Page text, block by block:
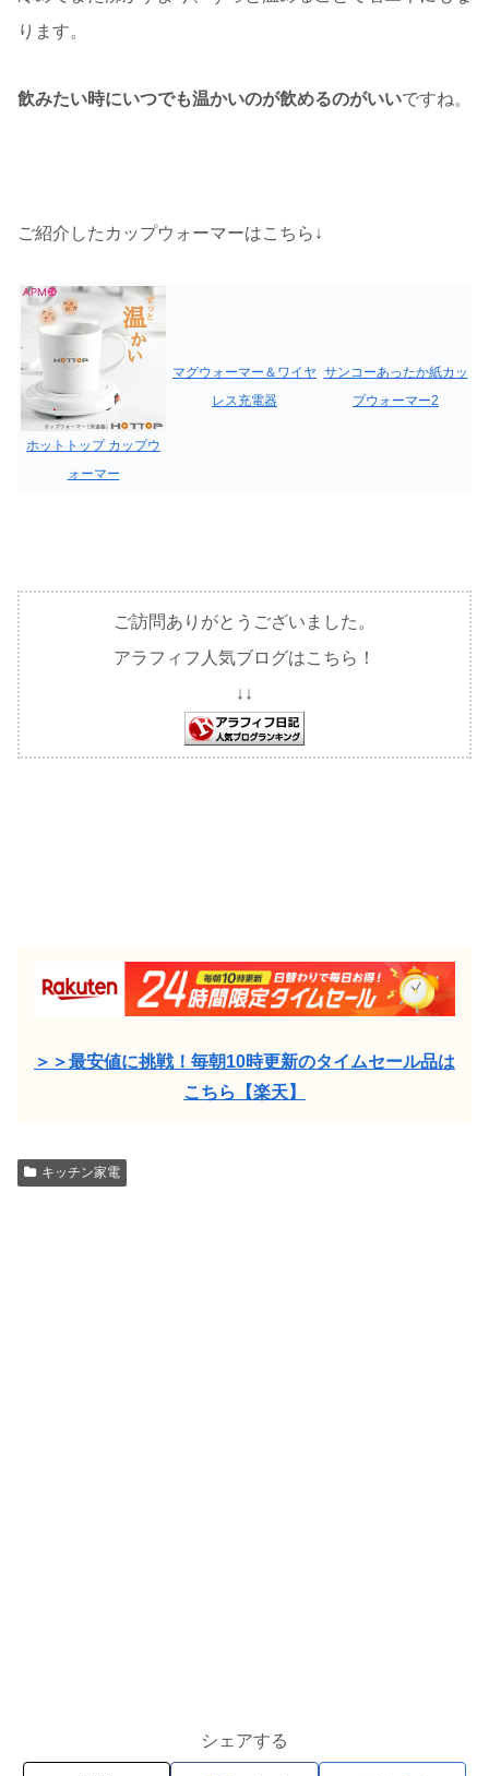
ります。
飲みたい時にいつでも温かいのが飲めるのがいいですね。
ご紹介したカップウォーマーはこちら↓
ホットトップ カップウ
ォーマー
マグウォーマー＆ワイヤ
レス充電器
サンコーあったか紙カッ
プウォーマー2
ご訪問ありがとうございました。
アラフィフ人気ブログはこちら！
↓↓
＞＞最安値に挑戦！毎朝10時更新のタイムセール品は
こちら【楽天】
キッチン家電
シェアする